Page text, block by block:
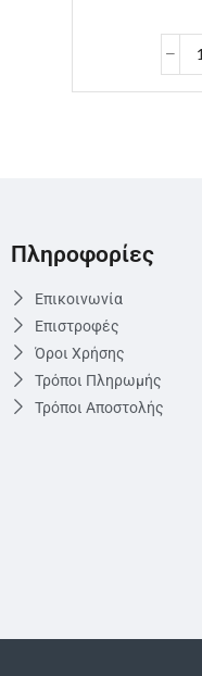
Πληροφορίες
Επικοινωνία
Επιστροφές
Όροι Χρήσης
Τρόποι Πληρωμής
Τρόποι Αποστολής